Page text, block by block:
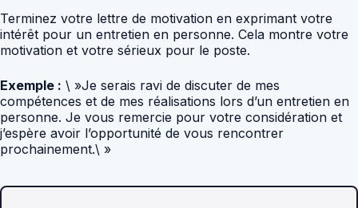
Terminez votre lettre de motivation en exprimant votre
intérêt pour un entretien en personne. Cela montre votre
motivation et votre sérieux pour le poste.
Exemple : \ »Je serais ravi de discuter de mes
compétences et de mes réalisations lors d’un entretien en
personne. Je vous remercie pour votre considération et
j’espère avoir l’opportunité de vous rencontrer
prochainement.\ »